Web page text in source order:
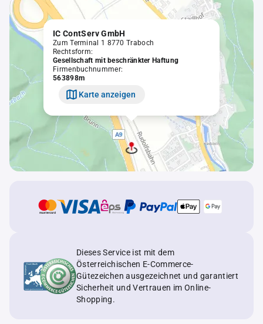
IC ContServ GmbH
Zum Terminal 1 8770 Traboch
Rechtsform:
Gesellschaft mit beschränkter Haftung
Firmenbuchnummer:
563898m
Karte anzeigen
Dieses Service ist mit dem
Österreichischen E-Commerce-
Gütezeichen ausgezeichnet und garantiert
Sicherheit und Vertrauen im Online-
Shopping.